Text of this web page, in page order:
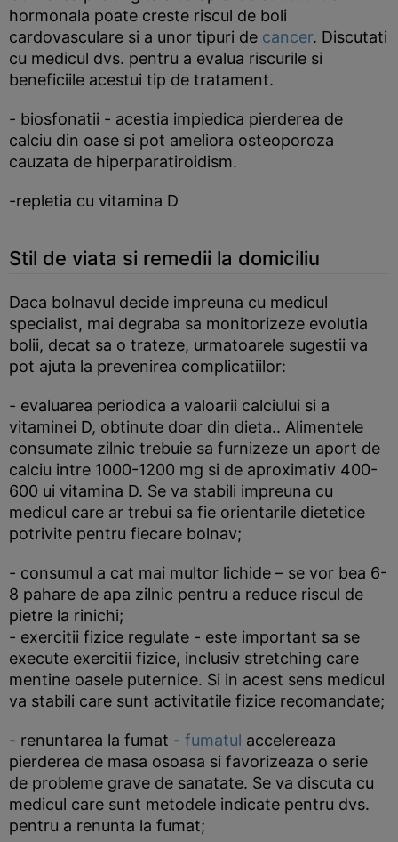
hormonala poate creste riscul de boli
cardovasculare si a unor tipuri de cancer. Discutati
cu medicul dvs. pentru a evalua riscurile si
beneficiile acestui tip de tratament.
- biosfonatii - acestia impiedica pierderea de
calciu din oase si pot ameliora osteoporoza
cauzata de hiperparatiroidism.
-repletia cu vitamina D
Stil de viata si remedii la domiciliu
Daca bolnavul decide impreuna cu medicul
specialist, mai degraba sa monitorizeze evolutia
bolii, decat sa o trateze, urmatoarele sugestii va
pot ajuta la prevenirea complicatiilor:
- evaluarea periodica a valoarii calciului si a
vitaminei D, obtinute doar din dieta.. Alimentele
consumate zilnic trebuie sa furnizeze un aport de
calciu intre 1000-1200 mg si de aproximativ 400-
600 ui vitamina D. Se va stabili impreuna cu
medicul care ar trebui sa fie orientarile dietetice
potrivite pentru fiecare bolnav;
- consumul a cat mai multor lichide – se vor bea 6-
8 pahare de apa zilnic pentru a reduce riscul de
pietre la rinichi;
- exercitii fizice regulate - este important sa se
execute exercitii fizice, inclusiv stretching care
mentine oasele puternice. Si in acest sens medicul
va stabili care sunt activitatile fizice recomandate;
- renuntarea la fumat - fumatul accelereaza
pierderea de masa osoasa si favorizeaza o serie
de probleme grave de sanatate. Se va discuta cu
medicul care sunt metodele indicate pentru dvs.
pentru a renunta la fumat;